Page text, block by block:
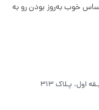
خوب به‌روز بودن رو به
اول، پـلاک ۳۱۳